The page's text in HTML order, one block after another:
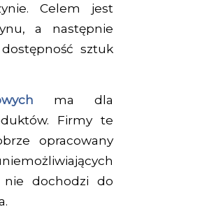
Celem jest
a następnie
sztuk
ma dla
Firmy te
opracowany
nie dochodzi do